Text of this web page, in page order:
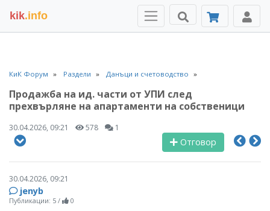
kik.info
КиК Форум Раздели Данъци и счетоводство
Продажба на ид. части от УПИ след
прехвърляне на апартаменти на собственици
30.04.2026, 09:21 578 1
Отговор
30.04.2026, 09:21
jenyb
Публикации: 5 / 0